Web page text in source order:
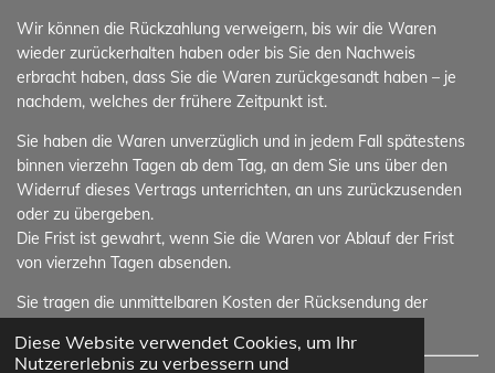
Diese Website verwendet Cookies, um Ihr
Nutzererlebnis zu verbessern und
Wir können die Rückzahlung verweigern, bis wir die Waren
wieder zurückerhalten haben oder bis Sie den Nachweis
erbracht haben, dass Sie die Waren zurückgesandt haben – je
nachdem, welches der frühere Zeitpunkt ist.
Sie haben die Waren unverzüglich und in jedem Fall spätestens
binnen vierzehn Tagen ab dem Tag, an dem Sie uns über den
Widerruf dieses Vertrags unterrichten, an uns zurückzusenden
oder zu übergeben.
Die Frist ist gewahrt, wenn Sie die Waren vor Ablauf der Frist
von vierzehn Tagen absenden.
Sie tragen die unmittelbaren Kosten der Rücksendung der